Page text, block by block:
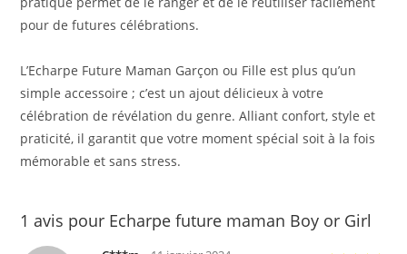
pour de futures célébrations.
L’Echarpe Future Maman Garçon ou Fille est plus qu’un
simple accessoire ; c’est un ajout délicieux à votre
célébration de révélation du genre. Alliant confort, style et
praticité, il garantit que votre moment spécial soit à la fois
mémorable et sans stress.
1 avis pour Echarpe future maman Boy or Girl